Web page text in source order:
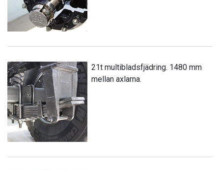
21t multibladsfjädring. 1480 mm
mellan axlarna.